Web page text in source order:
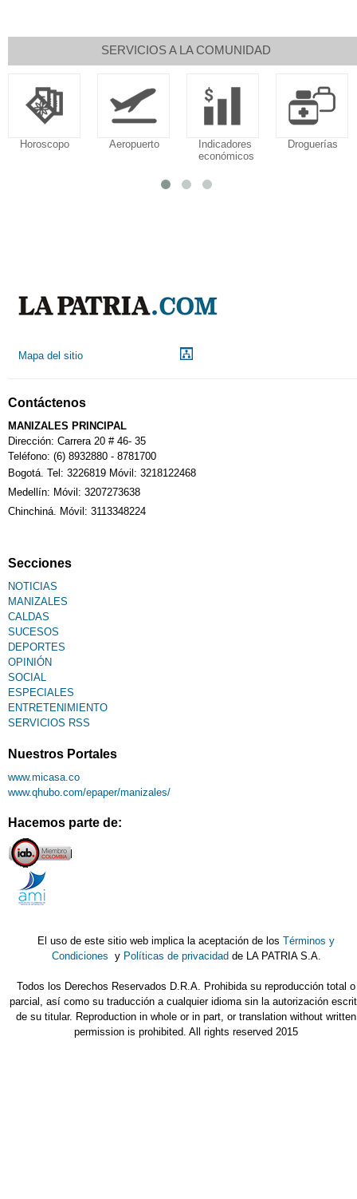
SERVICIOS A LA COMUNIDAD
Horoscopo Aeropuerto
Indicadores
económicos
Droguerías
Mapa del sitio
Contáctenos
MANIZALES PRINCIPAL
Dirección: Carrera 20 # 46- 35
Teléfono: (6) 8932880 - 8781700
Bogotá. Tel: 3226819 Móvil: 3218122468
Medellín: Móvil: 3207273638
Chinchiná. Móvil: 3113348224
Secciones
NOTICIAS
MANIZALES
CALDAS
SUCESOS
DEPORTES
OPINIÓN
SOCIAL
ESPECIALES
ENTRETENIMIENTO
SERVICIOS RSS
Nuestros Portales
www.micasa.co
www.qhubo.com/epaper/manizales/
Hacemos parte de:
El uso de este sitio web implica la aceptación de losTérminos y
Condiciones y Políticas de privacidad de LA PATRIA S.A.
Todos los Derechos Reservados D.R.A. Prohibida su reproducción total o
parcial, así como su traducción a cualquier idioma sin la autorización
de su titular. Reproduction in whole or in part, or translation without written
permission is prohibited. All rights reserved 2015